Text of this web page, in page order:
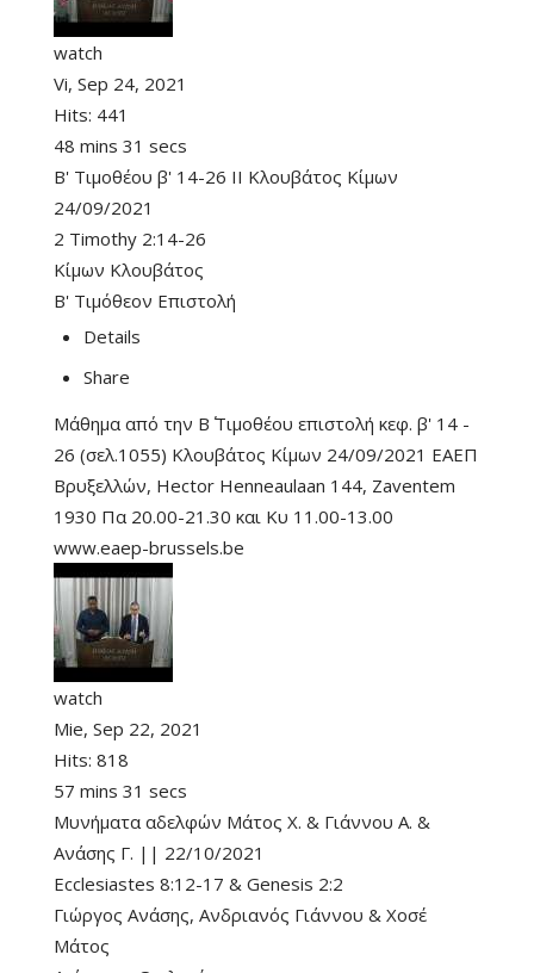
watch
Vi, Sep 24, 2021
Hits: 441
48 mins 31 secs
B' Τιμοθέου β' 14-26 II Κλουβάτος Κίμων
24/09/2021
2 Timothy 2:14-26
Κίμων Κλουβάτος
Β' Τιμόθεον Επιστολή
Details
Share
Μάθημα από την Β΄ Τιμοθέου επιστολή κεφ. β' 14 -
26 (σελ.1055) Κλουβάτος Κίμων 24/09/2021 ΕΑΕΠ
Βρυξελλών, Hector Henneaulaan 144, Zaventem
1930 Πα 20.00-21.30 και Κυ 11.00-13.00
www.eaep-brussels.be
watch
Mie, Sep 22, 2021
Hits: 818
57 mins 31 secs
Μυνήματα αδελφών Μάτος Χ. & Γιάννου Α. &
Ανάσης Γ. || 22/10/2021
Ecclesiastes 8:12-17 & Genesis 2:2
Γιώργος Ανάσης, Ανδριανός Γιάννου & Χοσέ
Μάτος